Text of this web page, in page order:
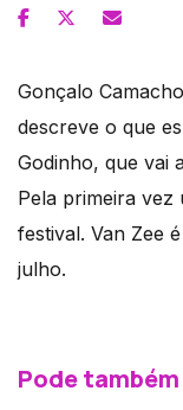
Gonçalo
descreve o que
Godinho, que vai
Pela primeira vez
festival. Van Zee
julho.
Pode